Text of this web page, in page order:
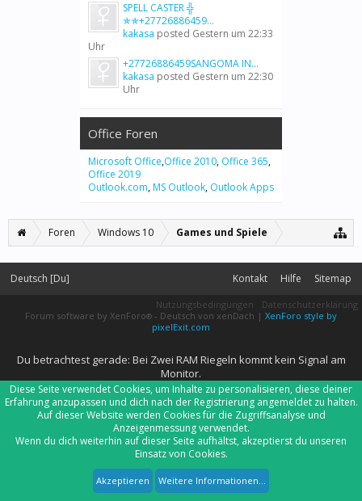
SPELL CASTER ╬
✯✯+27726886459...
kakasa posted Gestern um 22:33
Uhr
+27726886459SANGOMA IN...
kakasa posted Gestern um 22:30
Uhr
Office Foren
Microsoft Office,Office 2010, Office 365,
Office 2019
Outlook.com, MS Outlook, Outlook Apps
Foren Windows 10 Games und Spiele
Deutsch [Du] Kontakt Hilfe Sitemap
Nutzungsbedingungen
Datenschutzerklärung
Forum software by XenForo® - Deutsch von xenDach | XenForo style by
pixelExit.com
Du betrachtest gerade: Bei Zwei RAM Riegeln kommt kein Signal am
Monitor.
Diese Seite verwendet Cookies, um Inhalte zu personalisieren, diese deiner
Erfahrung anzupassen und dich nach der Registrierung angemeldet zu halten.
Auf dieser Website werden Cookies für die Zugriffsanalyse und
Anzeigenmessung verwendet.
Wenn du dich weiterhin auf dieser Seite aufhältst, akzeptierst du unseren
Einsatz von Cookies.
Akzeptieren Weitere Informationen...